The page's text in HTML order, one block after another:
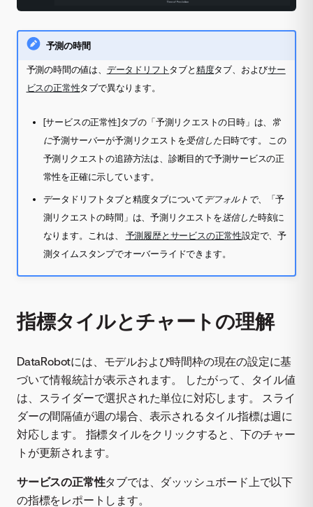
予測の時間
予測の時間の値は、 データドリフトタブと精度タブ、およびサー
ビスの正常性タブで異なります。
[サービスの正常性]タブの「予測リクエストの日時」は、
常
に予測サーバーが予測リクエストを受信した日時です。 この
予測リクエストの追跡方法は、診断目的で予測サービスの正
常性を正確に示しています。
データドリフトタブと精度タブについてデフォルトで、「予
測リクエストの時間」は、予測リクエストを送信した時刻に
なります。これは、 予測履歴とサービスの正常性設定で、予
測タイムスタンプでオーバーライドできます。
指標タイルとチャートの理解
DataRobotには、モデルおよび時間枠の現在の設定に基
づいて情報統計が表示されます。 したがって、タイル値
は、スライダーで選択された単位に対応します。 スライ
ダーの間隔値が週の場合、表示されるタイル指標は週に
対応します。 指標タイルをクリックすると、下のチャー
トが更新されます。
サービスの正常性タブでは、ダッッシュボード上で以下
の指標をレポートします。